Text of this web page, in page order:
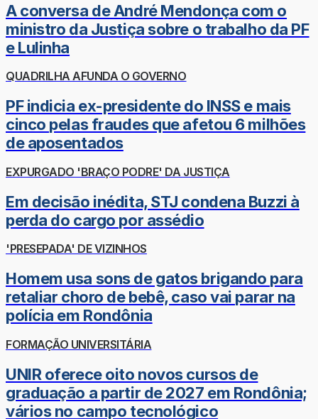
A conversa de André Mendonça com o
ministro da Justiça sobre o trabalho da PF
e Lulinha
QUADRILHA AFUNDA O GOVERNO
PF indicia ex-presidente do INSS e mais
cinco pelas fraudes que afetou 6 milhões
de aposentados
EXPURGADO 'BRAÇO PODRE' DA JUSTIÇA
Em decisão inédita, STJ condena Buzzi à
perda do cargo por assédio
'PRESEPADA' DE VIZINHOS
Homem usa sons de gatos brigando para
retaliar choro de bebê, caso vai parar na
polícia em Rondônia
FORMAÇÃO UNIVERSITÁRIA
UNIR oferece oito novos cursos de
graduação a partir de 2027 em Rondônia;
vários no campo tecnológico